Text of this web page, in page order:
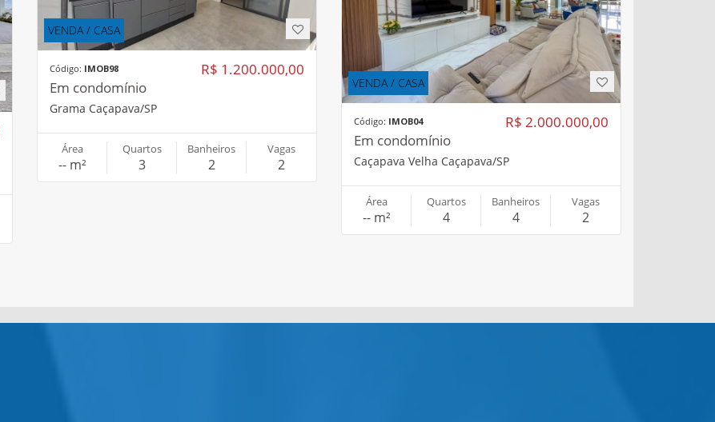
VENDA / CASA
R$ 1.200.000,00
Código: IMOB98
Em condomínio
Grama Caçapava/SP
Área
-- m²
Quartos
3
Banheiros
2
Vagas
2
VENDA / CASA
R$ 2.000.000,00
Código: IMOB04
Em condomínio
Caçapava Velha Caçapava/SP
Área
-- m²
Quartos
4
Banheiros
4
Vagas
2